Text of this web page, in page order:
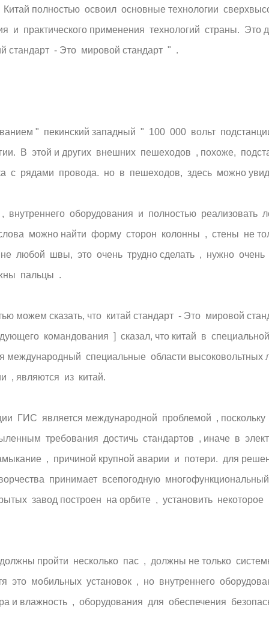
полностью освоил основные технологии
и практического применения технологий страны. Это
стандарт - Это мировой стандарт " .
" пекинский западный " 100 000 вольт
В этой и других внешних пешеходов , похоже,
с рядами провода. но в пешеходов, здесь можно
оборудования и полностью реализовать
можно найти форму сторон колонны , стены не
любой швы, это очень трудно сделать , нужно очень
пальцы .
можем сказать, что китай стандарт - Это мировой
командования ] сказал, что китай в
специальные области высоковольтных
, являются из китай.
ГИС является международной проблемой ,
требования достичь стандартов , иначе в
, причиной крупной аварии и потери. для
принимает всепогодную
завод построен на орбите , установить
пройти несколько пас , должны не только
мобильных установок , но внутреннего
и влажность , оборудования для обеспечения